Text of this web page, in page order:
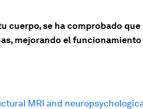
cuerpo, se ha comprobado que
mejorando el funcionamiento
MRI and